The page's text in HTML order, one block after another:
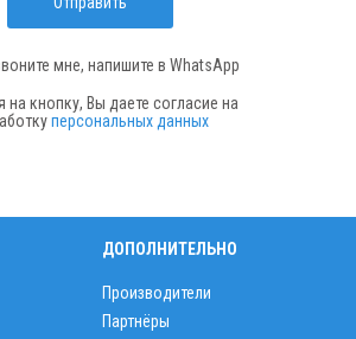
мне, напишите в WhatsApp
на кнопку, Вы даете согласие на
персональных данных
ДОПОЛНИТЕЛЬНО
Производители
Партнёры